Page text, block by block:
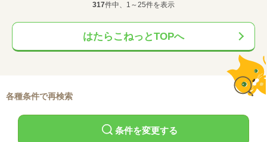
317件中、1～25件を表示
はたらこねっとTOPへ
各種条件で再検索
条件を変更する